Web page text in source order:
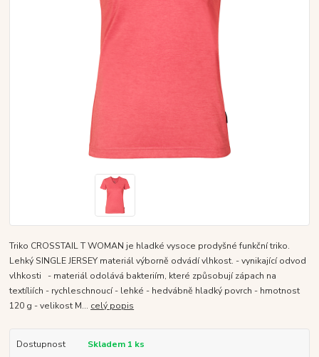
Triko CROSSTAIL T WOMAN je hladké vysoce prodyšné funkční triko.
Lehký SINGLE JERSEY materiál výborně odvádí vlhkost. - vynikající odvod
vlhkosti - materiál odolává bakteriím, které způsobují zápach na
textíliích - rychleschnoucí - lehké - hedvábně hladký povrch - hmotnost
120 g - velikost M... celý popis
Dostupnost
Skladem 1 ks